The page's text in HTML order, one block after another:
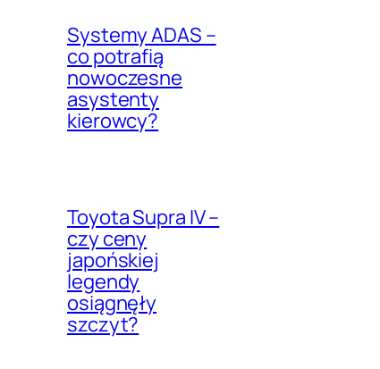
Systemy ADAS –
co potrafią
nowoczesne
asystenty
kierowcy?
Toyota Supra IV –
czy ceny
japońskiej
legendy
osiągnęły
szczyt?